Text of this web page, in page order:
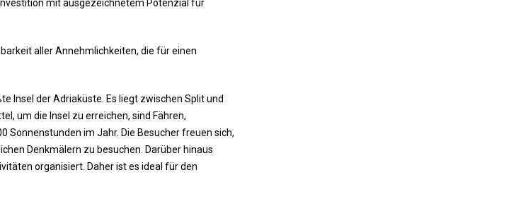
mit ausgezeichnetem Potenzial für
aller Annehmlichkeiten, die für einen
Insel der Adriaküste. Es liegt zwischen Split und
um die Insel zu erreichen, sind Fähren,
Sonnenstunden im Jahr. Die Besucher freuen sich,
Denkmälern zu besuchen. Darüber hinaus
organisiert. Daher ist es ideal für den